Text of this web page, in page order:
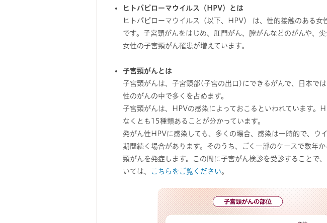
ヒトパピローマウイルス（HPV）とは
ヒトパピローマウイルス（以下、HPV） は、性的接触のある
です。子宮頸がんをはじめ、肛門がん、膣がんなどのがんや、
女性の子宮頸がん罹患が増えています。
子宮頸がんとは
子宮頸がんは、子宮頸部(子宮の出口)にできるがんで、日本で
性のがんの中で多くを占めます。
子宮頸がんは、HPVの感染によっておこるといわれています
なくとも15種類あることが分かっています。
発がん性HPVに感染しても、多くの場合、感染は一時的で、ウ
期間続く場合があります。そのうち、ごく一部のケースで数年
頸がんを発症します。この間に子宮がん検診を受診することで
いては、
こちらをご覧ください。